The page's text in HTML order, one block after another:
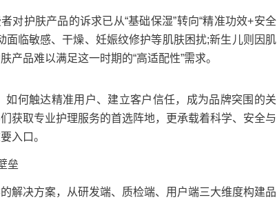
护肤产品的诉求已从“基础保湿”转向“精准功效+安全
临敏感、干燥、妊娠纹修护等肌肤困扰;新生儿则因肌
品难以满足这一时期的“高适配性”需求。
何触达精准用户、建立客户信任，成为品牌突围的关
获取专业护理服务的首选阵地，更承载着科学、安全与
入口。
垒
决方案，从研发端、质检端、用户端三大维度构建品